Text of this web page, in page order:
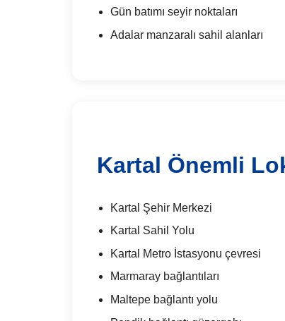
Gün batımı seyir noktaları
Adalar manzaralı sahil alanları
Kartal Önemli
Kartal Şehir Merkezi
Kartal Sahil Yolu
Kartal Metro İstasyonu çevresi
Marmaray bağlantıları
Maltepe bağlantı yolu